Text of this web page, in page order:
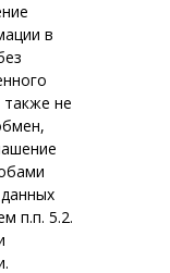
в
не
п.п. 5.2.